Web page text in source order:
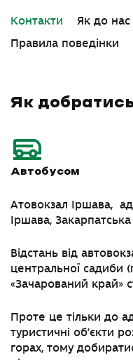
Контакти
Як до нас
Правила поведінки
Як
Автобусом
Атовокзал Іршава,
Іршава,
Відстань від
центральної садиби
«Зачарований край»
Проте це тільки до
туристичні об’єкти
горах, тому